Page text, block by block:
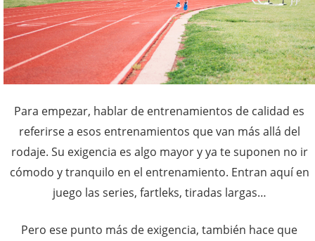
Para empezar, hablar de entrenamientos de calidad es
referirse a esos entrenamientos que van más allá del
rodaje. Su exigencia es algo mayor y ya te suponen no ir
cómodo y tranquilo en el entrenamiento. Entran aquí en
juego las series, fartleks, tiradas largas…
Pero ese punto más de exigencia, también hace que